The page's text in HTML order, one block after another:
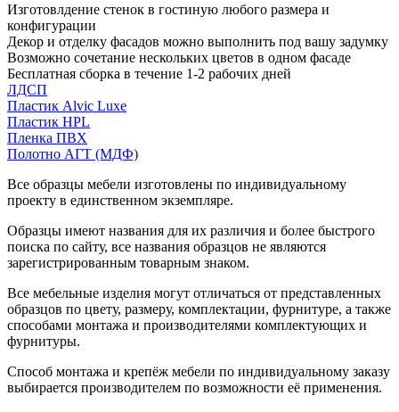
Изготовлдение стенок в гостиную любого размера и
конфигурации
Декор и отделку фасадов можно выполнить под вашу задумку
Возможно сочетание нескольких цветов в одном фасаде
Бесплатная сборка в течение 1-2 рабочих дней
ЛДСП
Пластик Alvic Luxe
Пластик HPL
Пленка ПВХ
Полотно АГТ (МДФ)
Все образцы мебели изготовлены по индивидуальному
проекту в единственном экземпляре.
Образцы имеют названия для их различия и более быстрого
поиска по сайту, все названия образцов не являются
зарегистрированным товарным знаком.
Все мебельные изделия могут отличаться от представленных
образцов по цвету, размеру, комплектации, фурнитуре, а также
способами монтажа и производителями комплектующих и
фурнитуры.
Способ монтажа и крепёж мебели по индивидуальному заказу
выбирается производителем по возможности её применения.